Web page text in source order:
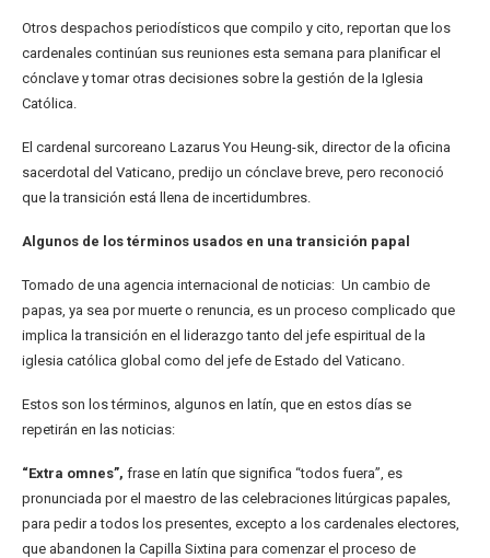
Otros despachos periodísticos que compilo y cito, reportan que los
cardenales continúan sus reuniones esta semana para planificar el
cónclave y tomar otras decisiones sobre la gestión de la Iglesia
Católica.
El cardenal surcoreano Lazarus You Heung-sik, director de la oficina
sacerdotal del Vaticano, predijo un cónclave breve, pero reconoció
que la transición está llena de incertidumbres.
Algunos de los términos usados en una transición papal
Tomado de una agencia internacional de noticias: Un cambio de
papas, ya sea por muerte o renuncia, es un proceso complicado que
implica la transición en el liderazgo tanto del jefe espiritual de la
iglesia católica global como del jefe de Estado del Vaticano.
Estos son los términos, algunos en latín, que en estos días se
repetirán en las noticias:
“Extra omnes”, frase en latín que significa “todos fuera”, es
pronunciada por el maestro de las celebraciones litúrgicas papales,
para pedir a todos los presentes, excepto a los cardenales electores,
que abandonen la Capilla Sixtina para comenzar el proceso de